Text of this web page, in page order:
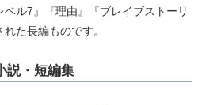
ル7』『理由』『ブレイブストーリ
た長編ものです。
説・短編集